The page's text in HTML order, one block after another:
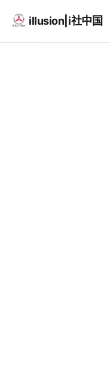
illusion|i社中国